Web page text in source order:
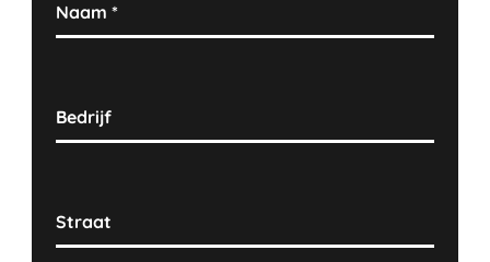
Naam*
Bedrijf
Straat